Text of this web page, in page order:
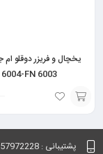
یخچال و فریزر دوقلو
6004-FN 6003
گزینه پشتیبانی : 09357972228